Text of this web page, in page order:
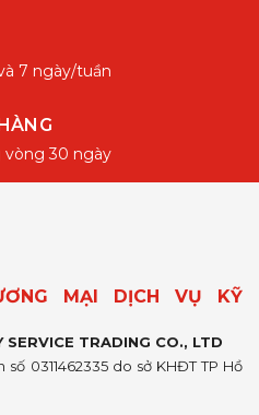
7 ngày/tuần
vòng 30 ngày
MẠI DỊCH VỤ KỸ
SERVICE TRADING CO., LTD
0311462335 do sở KHĐT TP Hồ